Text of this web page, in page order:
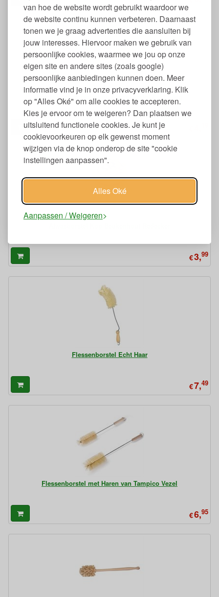
van hoe de website wordt gebruikt waardoor we
de website continu kunnen verbeteren. Daarnaast
tonen we je graag advertenties die aansluiten bij
jouw interesses. Hiervoor maken we gebruik van
persoonlijke cookies, waarmee we jou op onze
eigen site en andere sites (zoals google)
persoonlijke aanbiedingen kunnen doen. Meer
informatie vind je in onze privacyverklaring. Klik
op "Alles Oké" om alle cookies te accepteren.
Kies je ervoor om te weigeren? Dan plaatsen we
uitsluitend functionele cookies. Je kunt je
cookievoorkeuren op elk gewenst moment
wijzigen via de knop onderop de site "cookie
instellingen aanpassen".
Alles Oké
Aanpassen / Weigeren
Eén Houten Vervangkop Afwasborstel EcoLiving
€3,99
Flessenborstel Echt Haar
€7,49
Flessenborstel met Haren van Tampico Vezel
€6,95